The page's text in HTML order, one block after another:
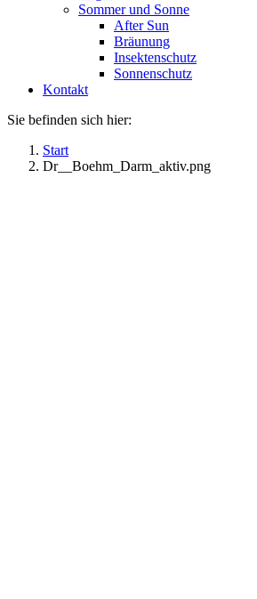
Sommer und Sonne
After Sun
Bräunung
Insektenschutz
Sonnenschutz
Kontakt
Sie befinden sich hier:
Start
Dr__Boehm_Darm_aktiv.png